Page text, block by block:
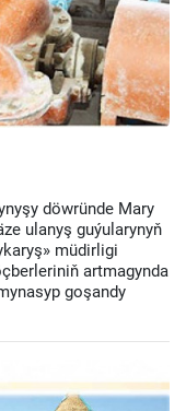
döwründe Mary
ulanyş guýularynyň
müdirligi
artmagynda
goşandy